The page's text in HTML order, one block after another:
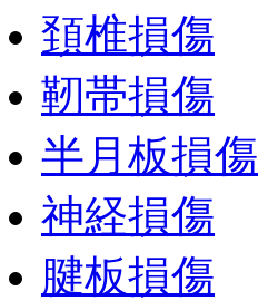
頚椎損傷
靭帯損傷
半月板損傷
神経損傷
腱板損傷